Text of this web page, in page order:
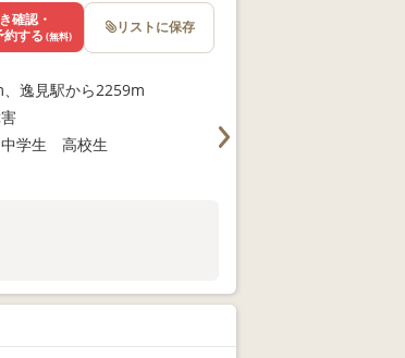
逸見駅から2259m
学生 高校生
確認・
約する (無料) リストに保存